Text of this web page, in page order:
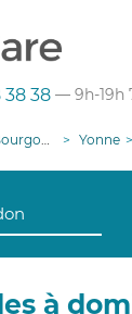
38 38 — 9h-19h
Franche-Comté Yonne
à